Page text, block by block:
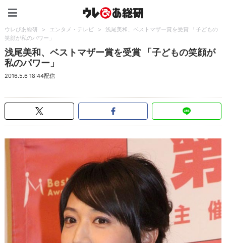
ウレぴあ総研 > エンタメ・テレビ >
浅尾美和、ベストマザー賞を受賞 「子どもの
笑顔が私のパワー」
浅尾美和、ベストマザー賞を受賞 「子どもの笑顔が
私のパワー」
2016.5.6 18:44配信